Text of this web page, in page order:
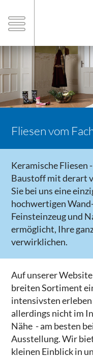
Fliesen vom
Keramische Fliesen
Baustoff mit derart
Sie bei uns eine
hochwertigen
Feinsteinzeug und
ermöglicht, Ihre
verwirklichen.
Auf unserer
breiten Sortiment
intensivsten
allerdings nicht im
Nähe - am besten
Ausstellung. Wir
kleinen Einblick in